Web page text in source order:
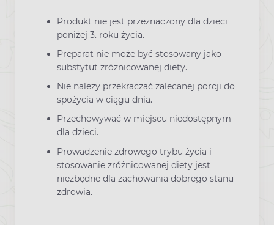
Produkt nie jest przeznaczony dla dzieci
poniżej 3. roku życia.
Preparat nie może być stosowany jako
substytut zróżnicowanej diety.
Nie należy przekraczać zalecanej porcji do
spożycia w ciągu dnia.
Przechowywać w miejscu niedostępnym
dla dzieci.
Prowadzenie zdrowego trybu życia i
stosowanie zróżnicowanej diety jest
niezbędne dla zachowania dobrego stanu
zdrowia.